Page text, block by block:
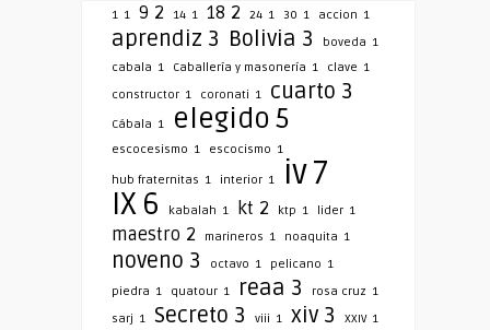
1 1 9 2 14 1 18 2 24 1 30 1 accion 1
aprendiz 3 Bolivia 3 boveda 1
cabala 1 Caballería y masonería 1 clave 1
constructor 1 coronati 1 cuarto 3
Cábala 1 elegido5
escocesismo 1 escocismo 1
hub fraternitas 1 interior 1 iv7
IX 6 kabalah 1 kt 2 ktp 1 lider 1
maestro 2 marineros 1 noaquita 1
noveno 3 octavo 1 pelicano 1
piedra 1 quatour 1 reaa 3 rosa cruz 1
sarj 1 Secreto 3 viii 1 xiv 3 XXIV 1